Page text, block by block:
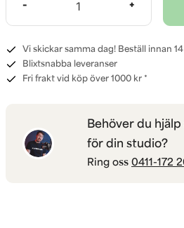
- +
Vi skickar samma dag! Beställ innan 14
Blixtsnabba leveranser
Fri frakt vid köp över 1000 kr *
Behöver du
för din studio?
Ring oss 0411-172